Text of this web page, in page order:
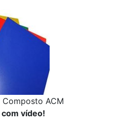
ACM
vídeo!